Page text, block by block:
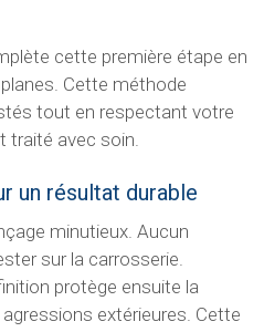
cette première étape en
Cette méthode
tout en respectant votre
traité avec soin.
un résultat durable
minutieux. Aucun
sur la carrosserie.
protège ensuite la
extérieures. Cette